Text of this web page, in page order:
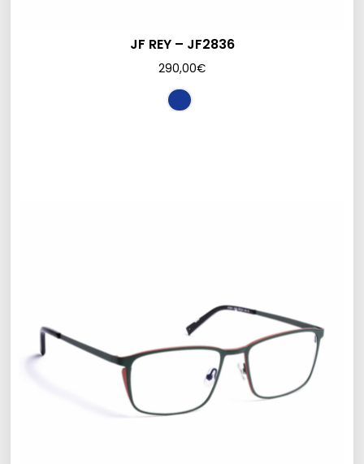
JF REY – JF2836
290,00€